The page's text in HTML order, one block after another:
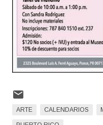
ARTE CALENDARIOS